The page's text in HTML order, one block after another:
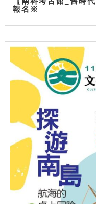
報名※